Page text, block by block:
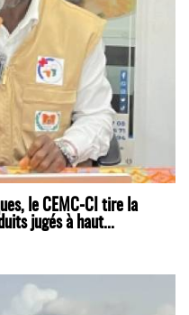
le CEMC-CI tire la
jugés à haut...